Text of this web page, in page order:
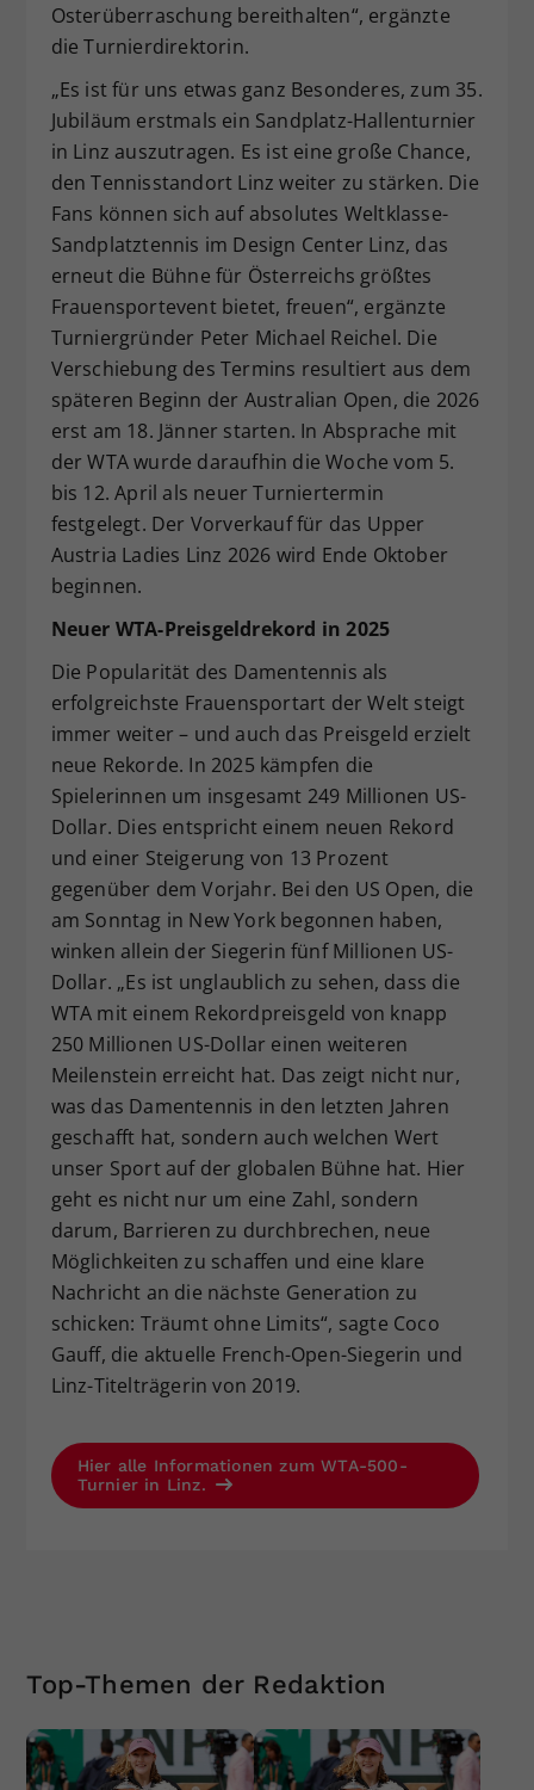
Osterüberraschung bereithalten“, ergänzte
die Turnierdirektorin.
„Es ist für uns etwas ganz Besonderes, zum 35.
Jubiläum erstmals ein Sandplatz-Hallenturnier
in Linz auszutragen. Es ist eine große Chance,
den Tennisstandort Linz weiter zu stärken. Die
Fans können sich auf absolutes Weltklasse-
Sandplatztennis im Design Center Linz, das
erneut die Bühne für Österreichs größtes
Frauensportevent bietet, freuen“, ergänzte
Turniergründer Peter Michael Reichel. Die
Verschiebung des Termins resultiert aus dem
späteren Beginn der Australian Open, die 2026
erst am 18. Jänner starten. In Absprache mit
der WTA wurde daraufhin die Woche vom 5.
bis 12. April als neuer Turniertermin
festgelegt. Der Vorverkauf für das Upper
Austria Ladies Linz 2026 wird Ende Oktober
beginnen.
Neuer WTA-Preisgeldrekord in 2025
Die Popularität des Damentennis als
erfolgreichste Frauensportart der Welt steigt
immer weiter – und auch das Preisgeld erzielt
neue Rekorde. In 2025 kämpfen die
Spielerinnen um insgesamt 249 Millionen US-
Dollar. Dies entspricht einem neuen Rekord
und einer Steigerung von 13 Prozent
gegenüber dem Vorjahr. Bei den US Open, die
am Sonntag in New York begonnen haben,
winken allein der Siegerin fünf Millionen US-
Dollar. „Es ist unglaublich zu sehen, dass die
WTA mit einem Rekordpreisgeld von knapp
250 Millionen US-Dollar einen weiteren
Meilenstein erreicht hat. Das zeigt nicht nur,
was das Damentennis in den letzten Jahren
geschafft hat, sondern auch welchen Wert
unser Sport auf der globalen Bühne hat. Hier
geht es nicht nur um eine Zahl, sondern
darum, Barrieren zu durchbrechen, neue
Möglichkeiten zu schaffen und eine klare
Nachricht an die nächste Generation zu
schicken: Träumt ohne Limits“, sagte Coco
Gauff, die aktuelle French-Open-Siegerin und
Linz-Titelträgerin von 2019.
Hier alle Informationen zum WTA-500-
Turnier in Linz.
Top-Themen der Redaktion